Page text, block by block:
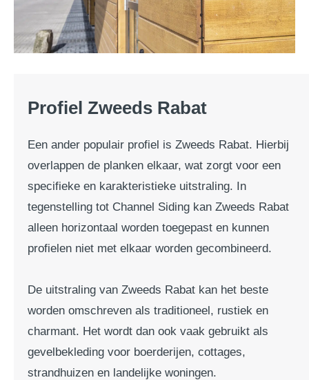
Profiel Zweeds Rabat
Een ander populair profiel is Zweeds Rabat. Hierbij
overlappen de planken elkaar, wat zorgt voor een
specifieke en karakteristieke uitstraling. In
tegenstelling tot Channel Siding kan Zweeds Rabat
alleen horizontaal worden toegepast en kunnen
profielen niet met elkaar worden gecombineerd.
De uitstraling van Zweeds Rabat kan het beste
worden omschreven als traditioneel, rustiek en
charmant. Het wordt dan ook vaak gebruikt als
gevelbekleding voor boerderijen, cottages,
strandhuizen en landelijke woningen.